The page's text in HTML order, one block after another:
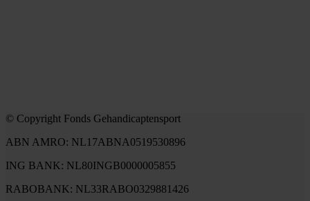
© Copyright Fonds Gehandicaptensport
ABN AMRO: NL17ABNA0519530896
ING BANK: NL80INGB0000005855
RABOBANK: NL33RABO0329881426